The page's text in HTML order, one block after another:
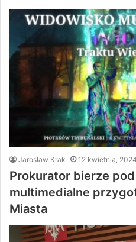
Jarosław Krak 12 kwietnia, 2024
Prokurator bierze
multimedialne
Miasta